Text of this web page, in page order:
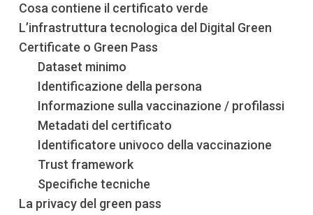
Cosa contiene il certificato verde
L’infrastruttura tecnologica del Digital Green
Certificate o Green Pass
Dataset minimo
Identificazione della persona
Informazione sulla vaccinazione / profilassi
Metadati del certificato
Identificatore univoco della vaccinazione
Trust framework
Specifiche tecniche
La privacy del green pass